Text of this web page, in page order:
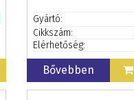
Gyártó:
Cikkszám:
Elérhetőség:
Bővebben